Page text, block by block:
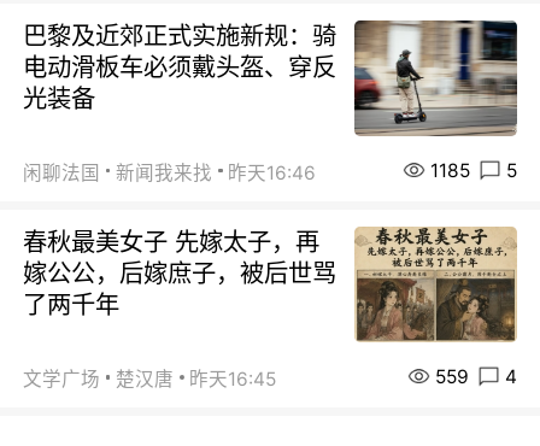
巴黎及近郊正式实施新规：骑
电动滑板车必须戴头盔、穿反
光装备
闲聊法国 新闻我来找 昨天16:46 1185 5
春秋最美女子 先嫁太子，再
嫁公公，后嫁庶子，被后世骂
了两千年
文学广场 楚汉唐 昨天16:45 559 4